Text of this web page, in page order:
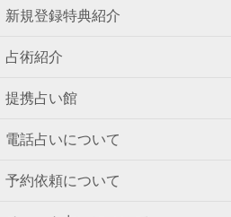
新規登録特典紹介
占術紹介
提携占い館
電話占いについて
予約依頼について